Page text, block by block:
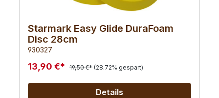
Starmark Easy Glide DuraFoam
Disc 28cm
930327
13,90 €* 19,50 €* (28.72% gespart)
Details